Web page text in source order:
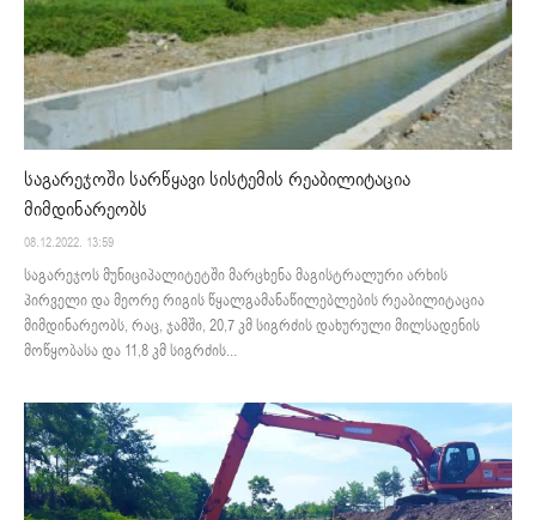
საგარეჯოში სარწყავი სისტემის რეაბილიტაცია
მიმდინარეობს
08.12.2022. 13:59
საგარეჯოს მუნიციპალიტეტში მარცხენა მაგისტრალური არხის
პირველი და მეორე რიგის წყალგამანაწილებლების რეაბილიტაცია
მიმდინარეობს, რაც, ჯამში, 20,7 კმ სიგრძის დახურული მილსადენის
მოწყობასა და 11,8 კმ სიგრძის...